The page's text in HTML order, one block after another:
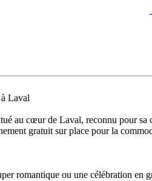
Laval
au cœur de Laval, reconnu pour
gratuit sur place pour la
romantique ou une célébration en